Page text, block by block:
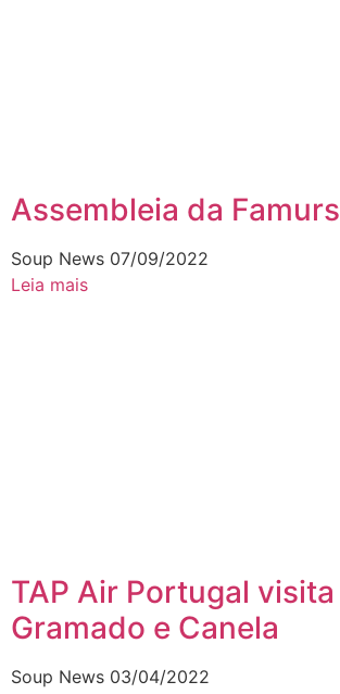
Assembleia da Famurs
Soup News 07/09/2022
Leia mais
TAP Air Portugal visita
Gramado e Canela
Soup News 03/04/2022